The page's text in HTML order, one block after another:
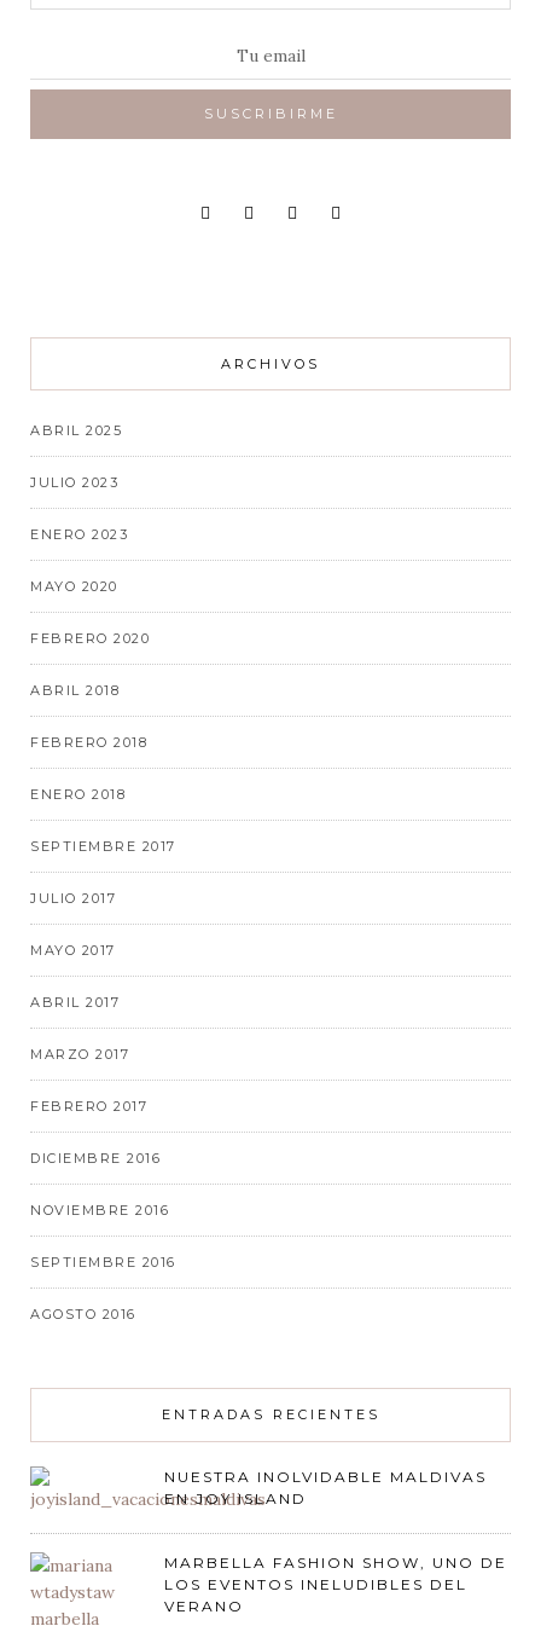
ARCHIVOS
ABRIL 2025
JULIO 2023
ENERO 2023
MAYO 2020
FEBRERO 2020
ABRIL 2018
FEBRERO 2018
ENERO 2018
SEPTIEMBRE 2017
JULIO 2017
MAYO 2017
ABRIL 2017
MARZO 2017
FEBRERO 2017
DICIEMBRE 2016
NOVIEMBRE 2016
SEPTIEMBRE 2016
AGOSTO 2016
ENTRADAS RECIENTES
NUESTRA INOLVIDABLE MALDIVAS
EN JOY ISLAND
MARBELLA FASHION SHOW, UNO DE
LOS EVENTOS INELUDIBLES DEL
VERANO